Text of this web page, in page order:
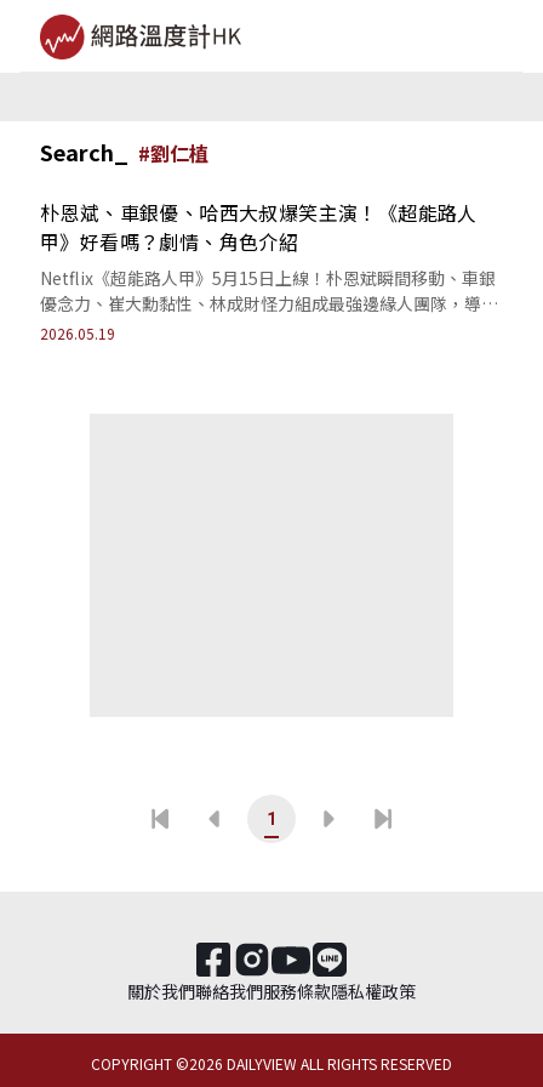
Search_ #劉仁植
朴恩斌、車銀優、哈西大叔爆笑主演！《超能路人
甲》好看嗎？劇情、角色介紹
Netflix《超能路人甲》5月15日上線！朴恩斌瞬間移動、車銀
優念力、崔大勳黏性、林成財怪力組成最強邊緣人團隊，導演
幕後訪談、劇情卡司看點懶人包。
2026.05.19
1
關於我們聯絡我們服務條款隱私權政策
COPYRIGHT ©2026 DAILYVIEW ALL RIGHTS RESERVED